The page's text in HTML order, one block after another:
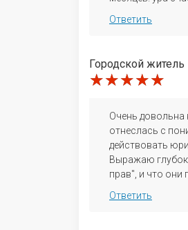
Ответить
Городской житель​
★★★★★
★★★★★
★★★★★
Очень довольна
отнеслась с
действовать
Выражаю
прав", и что они
Ответить